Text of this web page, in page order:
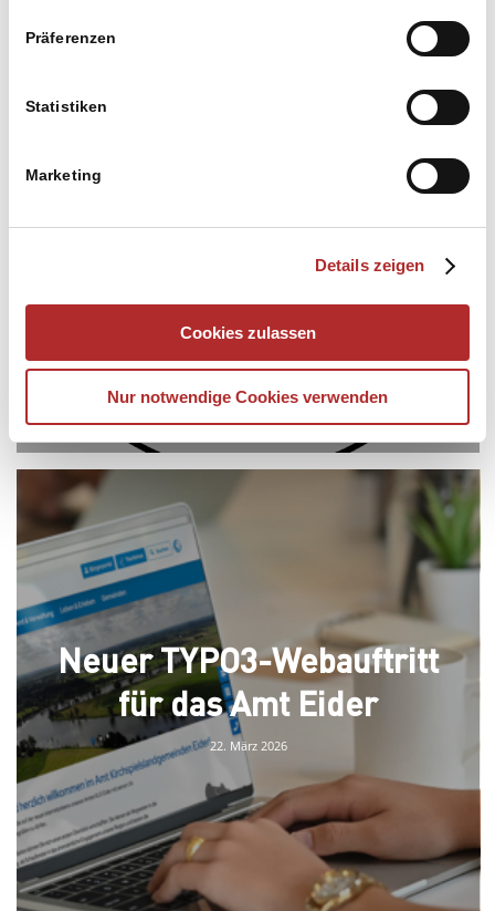
Präferenzen
Statistiken
Marketing
Details zeigen
Cookies zulassen
Nur notwendige Cookies verwenden
Die Gemeinde Blekendorf
vereint Tourismus- und
Gemeindeservice auf einer
Plattform
1. April 2026
Neuer TYPO3-Webauftritt
für das Amt Eider
22. März 2026